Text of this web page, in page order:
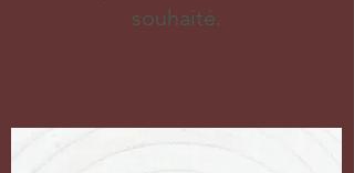
souhaité.